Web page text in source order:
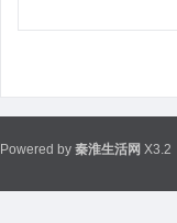
Powered by 秦淮生活网 X3.2